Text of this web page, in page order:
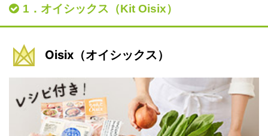
1．オイシックス（Kit Oisix）
Oisix（オイシックス）